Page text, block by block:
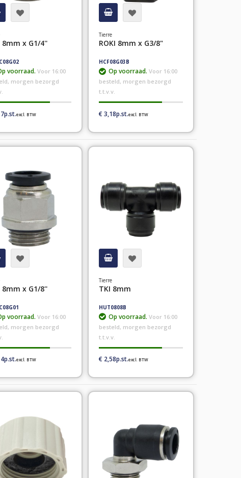
8mm x G1/4''
voorraad. Voor 16:00
morgen bezorgd
Tierre
ROKI 8mm x G3/8"
HCF08G03B
Op voorraad.Voor 16:00
besteld, morgen bezorgd
t.t.v.v.
€ 3,18
8mm x G1/8''
voorraad. Voor 16:00
morgen bezorgd
Tierre
TKI 8mm
HUT0808B
Op voorraad.Voor 16:00
besteld, morgen bezorgd
t.t.v.v.
€ 2,58